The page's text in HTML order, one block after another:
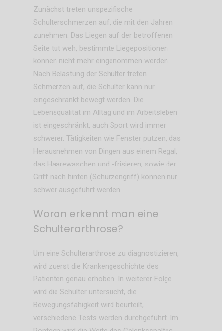
Zunächst treten unspezifische
Schulterschmerzen auf, die mit den Jahren
zunehmen. Das Liegen auf der betroffenen
Seite tut weh, bestimmte Liegepositionen
können nicht mehr eingenommen werden.
Nach Belastung der Schulter treten
Schmerzen auf, die Schulter kann nur
eingeschränkt bewegt werden. Die
Lebensqualität im Alltag und im Arbeitsleben
ist eingeschränkt, auch Sport wird immer
schwerer. Tätigkeiten wie Fenster putzen, das
Herausnehmen von Dingen aus einem Regal,
das Haarewaschen und -frisieren, sowie der
Griff nach hinten (Schürzengriff) können nur
schwer ausgeführt werden.
Woran erkennt man eine
Schulterarthrose?
Um eine Schulterarthrose zu diagnostizieren,
wird zuerst die Krankengeschichte des
Patienten genau erhoben. In weiterer Folge
wird die Schulter untersucht, die
Bewegungsfähigkeit wird beurteilt,
verschiedene Tests werden durchgeführt. Im